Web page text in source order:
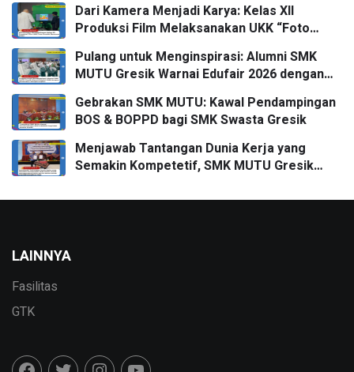
Dari Kamera Menjadi Karya: Kelas XII
Produksi Film Melaksanakan UKK “Foto
Pulang untuk Menginspirasi: Alumni SMK
MUTU Gresik Warnai Edufair 2026 dengan
Gebrakan SMK MUTU: Kawal Pendampingan
BOS & BOPPD bagi SMK Swasta Gresik
Menjawab Tantangan Dunia Kerja yang
Semakin Kompetetif, SMK MUTU Gresik
Penandatanganan MoU
LAINNYA
Fasilitas
GTK